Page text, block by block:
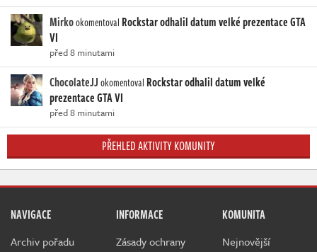
Mirkookomentoval Rockstar odhalil datum velké prezentace GTA
VI
před 8 minutami
ChocolateJJokomentoval Rockstar odhalil datum velké
prezentace GTA VI
před 8 minutami
PŘEHLED AKTIVITY KOMUNITY
NAVIGACE
Archiv pořadu
INFORMACE
Zásady ochrany
KOMUNITA
Nejnovější